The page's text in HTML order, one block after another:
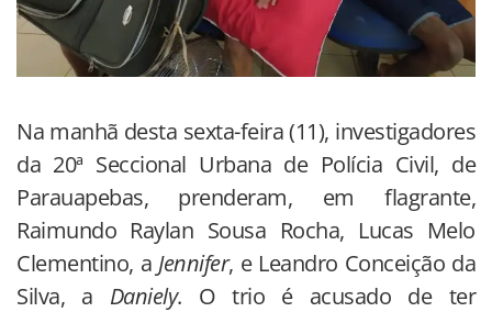
Na manhã desta sexta-feira (11), investigadores
da 20ª Seccional Urbana de Polícia Civil, de
Parauapebas, prenderam, em flagrante,
Raimundo Raylan Sousa Rocha, Lucas Melo
Clementino, a Jennifer, e Leandro Conceição da
Silva, a Daniely. O trio é acusado de ter